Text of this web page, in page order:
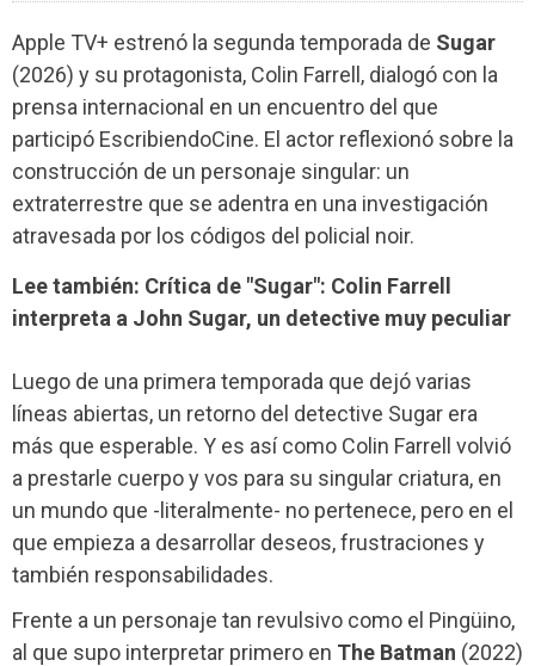
Apple TV+ estrenó la segunda temporada de Sugar
(2026) y su protagonista, Colin Farrell, dialogó con la
prensa internacional en un encuentro del que
participó EscribiendoCine. El actor reflexionó sobre la
construcción de un personaje singular: un
extraterrestre que se adentra en una investigación
atravesada por los códigos del policial noir.
Lee también: Crítica de "Sugar": Colin Farrell
interpreta a John Sugar, un detective muy peculiar
Luego de una primera temporada que dejó varias
líneas abiertas, un retorno del detective Sugar era
más que esperable. Y es así como Colin Farrell volvió
a prestarle cuerpo y vos para su singular criatura, en
un mundo que -literalmente- no pertenece, pero en el
que empieza a desarrollar deseos, frustraciones y
también responsabilidades.
Frente a un personaje tan revulsivo como el Pingüino,
al que supo interpretar primero en The Batman (2022)